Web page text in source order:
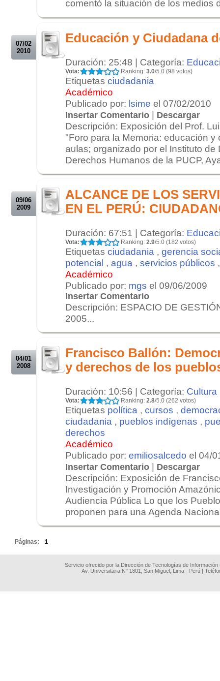
comentó la situación de los medios
07/02
2010
Educación y Ciudadana
Duración: 25:48 | Categoría:
Vota: Ranking: 3.0/5.0 (98 votos)
Etiquetas ciudadania
Académico
Publicado por: lsime el 07/02/2010
Insertar Comentario | Descargar
Descripción: Exposición del Prof.
"Foro para la Memoria: educación
aulas; organizado por el Instituto de
Derechos Humanos de la PUCP,
09/06
2009
ALCANCE DE LOS
EN EL PERÚ:
Duración: 67:51 | Categoría:
Vota: Ranking: 2.9/5.0 (182 votos)
Etiquetas ciudadania , gerencia
potencial , agua , servicios públicos
Académico
Publicado por: mgs el 09/06/2009
Insertar Comentario
Descripción: ESPACIO DE
2005...
04/01
2008
Francisco Ballón:
y derechos de los
Duración: 10:56 | Categoría: Cultura
Vota: Ranking: 2.8/5.0 (262 votos)
Etiquetas política , cursos ,
ciudadania , pueblos indígenas ,
derechos
Académico
Publicado por: emiliosalcedo el 04/
Insertar Comentario | Descargar
Descripción: Exposición de
Investigación y Promoción
Audiencia Pública Lo que los
proponen para una Agenda
Páginas: 1
Servicio ofrecido por la Dirección de Tecnologías de
Av. Universitaria N° 1801, San Miguel, Lima - Perú |